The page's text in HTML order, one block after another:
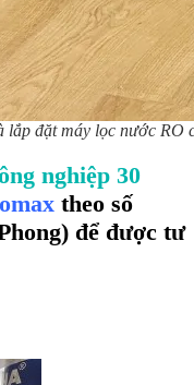
lắp đặt máy lọc nước RO
nghiệp 30
theo số
để được tư